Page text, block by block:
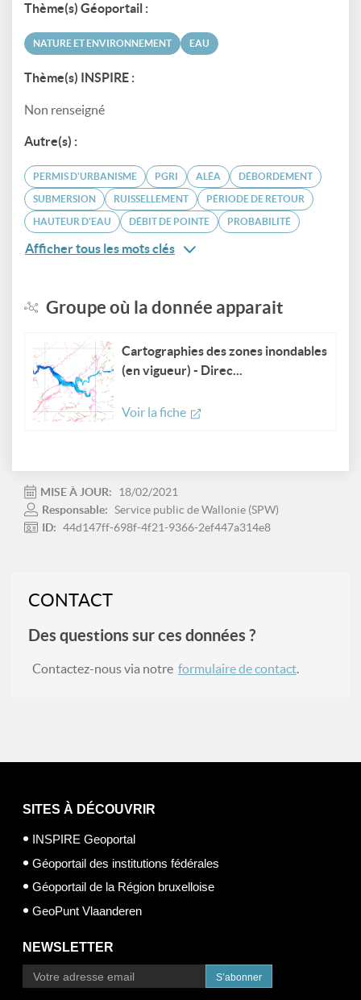
Thème(s) Géoportail :
NATURE ET ENVIRONNEMENT EAU
Thème(s) INSPIRE :
Non renseigné
Autre(s) :
PERMIS D'URBANISME PGRI ALÉA DÉBORDEMENT
SUBMERSION RUISSELLEMENT PÉRIODE DE RETOUR
HAUTEUR D'EAU DÉBIT DE POINTE PROBABILITÉ
Afficher tous les mots clés
Groupe où la donnée apparait
Cartographies des zones inondables
(en vigueur) - Direc...
Voir la fiche
MISE À JOUR:
18/02/2021
Responsable: Service public de Wallonie (SPW)
ID: 44d147ff-698f-4f21-9366-2ef447a314e8
CONTACT
Des questions sur ces données ?
Contactez-nous via notre formulaire de contact.
SITES À DÉCOUVRIR
INSPIRE Geoportal
Géoportail des institutions fédérales
Géoportail de la Région bruxelloise
GeoPunt Vlaanderen
NEWSLETTER
S’abonner